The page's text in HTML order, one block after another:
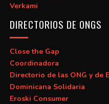
Verkami
DIRECTORIOS DE ONGS
Close the Gap
Coordinadora
Directorio de las ONG y de
Dominicana Solidaria
Eroski Consumer